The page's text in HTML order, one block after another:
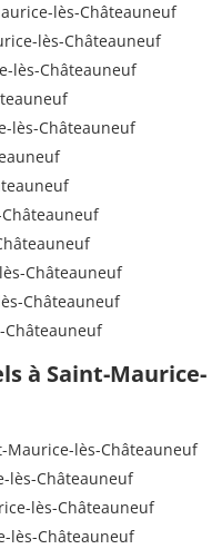
lès-Châteauneuf
lès-Châteauneuf
lès-Châteauneuf
lès-Châteauneuf
Châteauneuf
Châteauneuf
Châteauneuf
à Saint-Maurice-
Maurice-lès-Châteauneuf
lès-Châteauneuf
lès-Châteauneuf
lès-Châteauneuf